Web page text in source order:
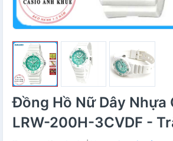
Đồng Hồ Nữ Dây Nhựa
LRW-200H-3CVDF -